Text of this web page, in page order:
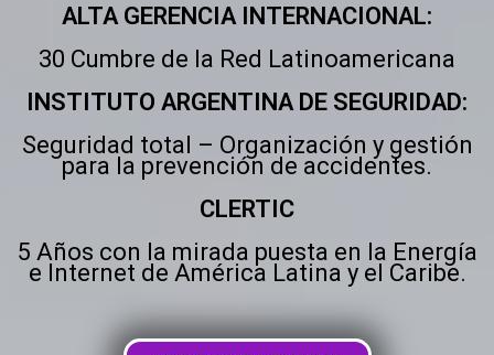
ALTA GERENCIA INTERNACIONAL:
30 Cumbre de la Red Latinoamericana
INSTITUTO ARGENTINA DE SEGURIDAD:
Seguridad total – Organización y gestión
para la prevención de accidentes.
CLERTIC
5 Años con la mirada puesta en la Energía
e Internet de América Latina y el Caribe.